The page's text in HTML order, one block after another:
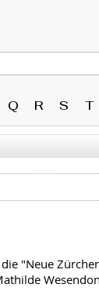
Q R S T
"Neue